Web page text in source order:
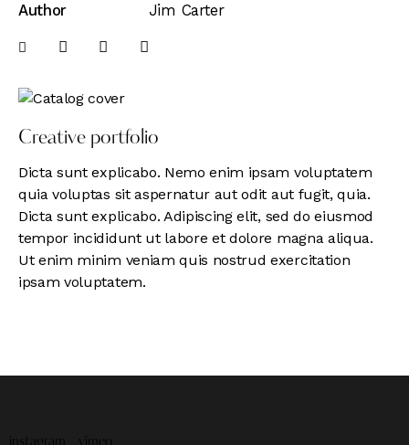
Creative portfolio
Dicta sunt explicabo. Nemo enim ipsam voluptatem
quia voluptas sit aspernatur aut odit aut fugit, quia.
Dicta sunt explicabo. Adipiscing elit, sed do eiusmod
tempor incididunt ut labore et dolore magna aliqua.
Ut enim minim veniam quis nostrud exercitation
ipsam voluptatem.
Author
Jim Carter